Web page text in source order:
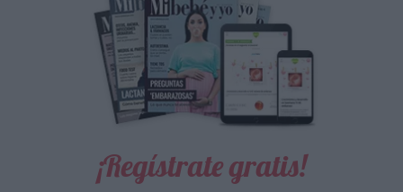
¡Regístrate gratis!